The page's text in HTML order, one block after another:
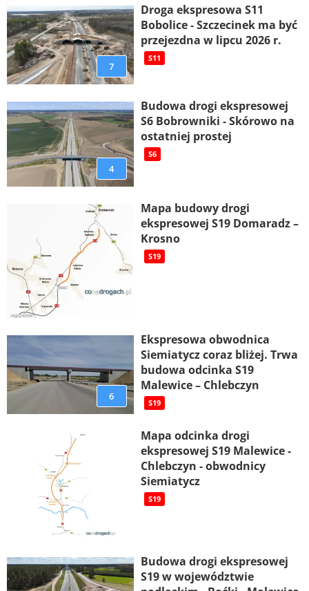
7
Droga ekspresowa S11
Bobolice - Szczecinek ma być
przejezdna w lipcu 2026 r.
S11
4
Budowa drogi ekspresowej
S6 Bobrowniki - Skórowo na
ostatniej prostej
S6
Mapa budowy drogi
ekspresowej S19 Domaradz –
Krosno
S19
6
Ekspresowa obwodnica
Siemiatycz coraz bliżej. Trwa
budowa odcinka S19
Malewice – Chlebczyn
S19
Mapa odcinka drogi
ekspresowej S19 Malewice -
Chlebczyn - obwodnicy
Siemiatycz
S19
Budowa drogi ekspresowej
S19 w województwie